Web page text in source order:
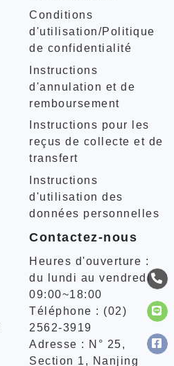
Conditions
d'utilisation/Politique
de confidentialité
Instructions
d'annulation et de
remboursement
Instructions pour les
reçus de collecte et de
transfert
Instructions
d'utilisation des
données personnelles
Contactez-nous
Heures d'ouverture :
du lundi au vendredi
09:00~18:00
Téléphone : (02)
2562-3919
Adresse : N° 25,
Section 1, Nanjing